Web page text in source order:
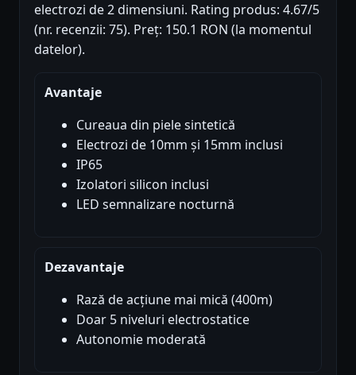
electrozi de 2 dimensiuni. Rating produs: 4.67/5
(nr. recenzii: 75). Preț: 150.1 RON (la momentul
datelor).
Avantaje
Cureaua din piele sintetică
Electrozi de 10mm și 15mm inclusi
IP65
Izolatori silicon inclusi
LED semnalizare nocturnă
Dezavantaje
Rază de acțiune mai mică (400m)
Doar 5 niveluri electrostatice
Autonomie moderată